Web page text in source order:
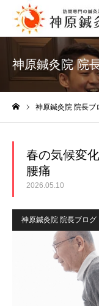
神原鍼灸院 院
神原鍼灸院 院長ブ
春の気候変
腰痛
2026.05.10
神原鍼灸院 院長ブログ